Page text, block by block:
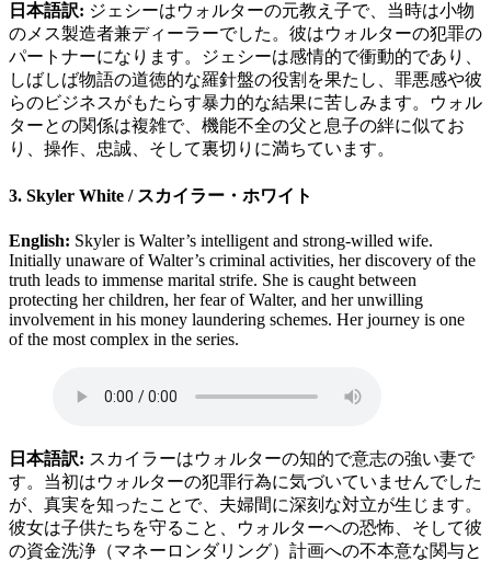
日本語訳: ジェシーはウォルターの元教え子で、当時は小物
のメス製造者兼ディーラーでした。彼はウォルターの犯罪の
パートナーになります。ジェシーは感情的で衝動的であり、
しばしば物語の道徳的な羅針盤の役割を果たし、罪悪感や彼
らのビジネスがもたらす暴力的な結果に苦しみます。ウォル
ターとの関係は複雑で、機能不全の父と息子の絆に似てお
り、操作、忠誠、そして裏切りに満ちています。
3. Skyler White / スカイラー・ホワイト
English: Skyler is Walter’s intelligent and strong-willed wife.
Initially unaware of Walter’s criminal activities, her discovery of the
truth leads to immense marital strife. She is caught between
protecting her children, her fear of Walter, and her unwilling
involvement in his money laundering schemes. Her journey is one
of the most complex in the series.
日本語訳: スカイラーはウォルターの知的で意志の強い妻で
す。当初はウォルターの犯罪行為に気づいていませんでした
が、真実を知ったことで、夫婦間に深刻な対立が生じます。
彼女は子供たちを守ること、ウォルターへの恐怖、そして彼
の資金洗浄（マネーロンダリング）計画への不本意な関与と